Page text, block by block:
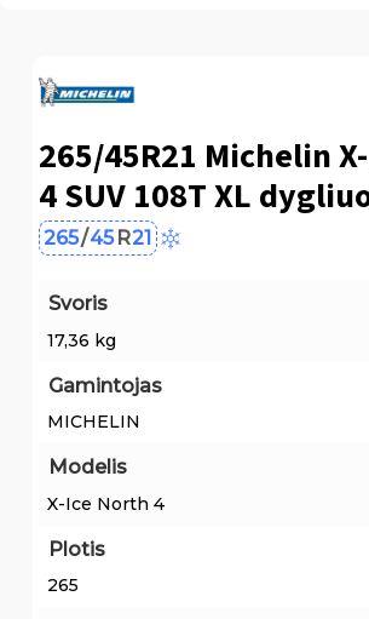
265/45R21 Michelin
4 SUV 108T XL
265/45R21
Svoris
17,36 kg
Gamintojas
MICHELIN
Modelis
X-Ice North 4
Plotis
265